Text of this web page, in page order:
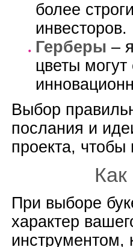
более
инвесторов.
Герберы –
цветы
Выбор
послания и
проекта, чтобы
При выборе
характер
инструментом,